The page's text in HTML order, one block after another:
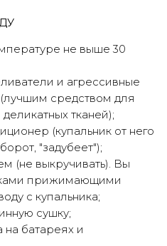
не выше 30
и агрессивные
средством для
тканей);
(купальник от него
"задубеет");
(не выкручивать). Вы
прижимающими
с купальника;
сушку;
на батареях и